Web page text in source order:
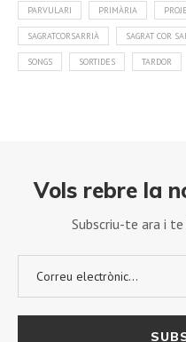
PARVULARI PRIMÀRIA
SAGRATCORSARRIÀ SAGRAT COR
SONGS SORTIDES TARDOR
Vols rebre la
Subscriu-te ara i